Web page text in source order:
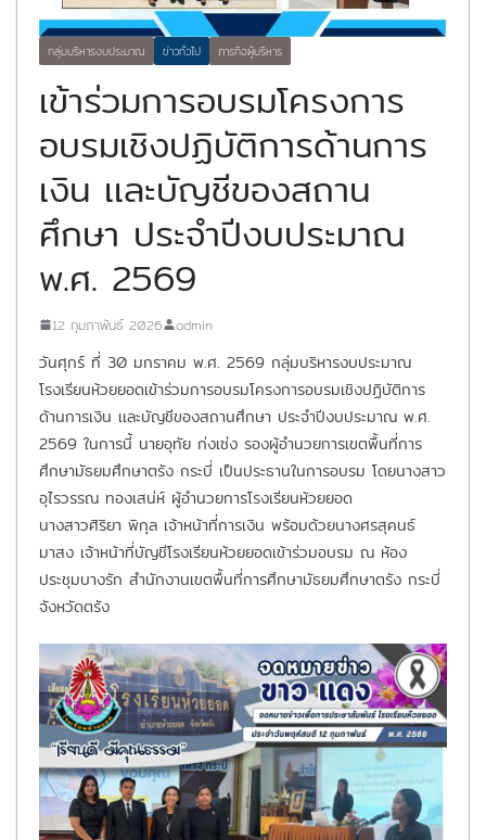
กลุ่มบริหารงบประมาณ ข่าวทั่วไป ภารกิจผู้บริหาร
เข้าร่วมการอบรมโครงการ
อบรมเชิงปฏิบัติการด้านการ
เงิน เเละบัญชีของสถาน
ศึกษา ประจำปีงบประมาณ
พ.ศ. 2569
12 กุมภาพันธ์ 2026 admin
วันศุกร์ ที่ 30 มกราคม พ.ศ. 2569 กลุ่มบริหารงบประมาณ
โรงเรียนห้วยยอดเข้าร่วมการอบรมโครงการอบรมเชิงปฏิบัติการ
ด้านการเงิน เเละบัญชีของสถานศึกษา ประจำปีงบประมาณ พ.ศ.
2569 ในการนี้ นายอุทัย ก่งเซ่ง รองผู้อำนวยการเขตพื้นที่การ
ศึกษามัธยมศึกษาตรัง กระบี่ เป็นประธานในการอบรม โดยนางสาว
อุไรวรรณ ทองเสน่ห์ ผู้อำนวยการโรงเรียนห้วยยอด
นางสาวศิริยา พิกุล เจ้าหน้าที่การเงิน พร้อมด้วยนางศรสุคนธ์
มาสง เจ้าหน้าที่บัญชีโรงเรียนห้วยยอดเข้าร่วมอบรม ณ ห้อง
ประชุมบางรัก สำนักงานเขตพื้นที่การศึกษามัธยมศึกษาตรัง กระบี่
จังหวัดตรัง